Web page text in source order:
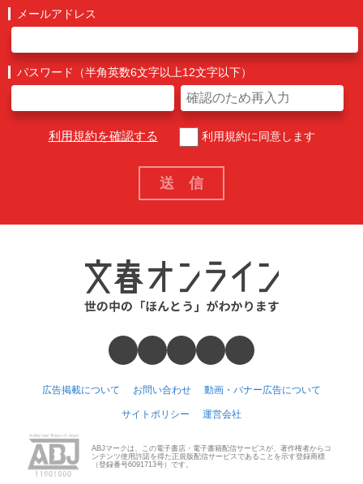
メールアドレス
パスワード（半角英数6文字以上12文字以下）
利用規約を確認する 利用規約に同意します
広告掲載について お問い合わせ 動画・バナー広告について
サイトポリシー 運営会社
ABJマークは、この電子書店・電子書籍配信サービスが、著作権者からコ
ンテンツ使用許諾を得た正規版配信サービスであることを示す登録商標
（登録番号6091713号）です。